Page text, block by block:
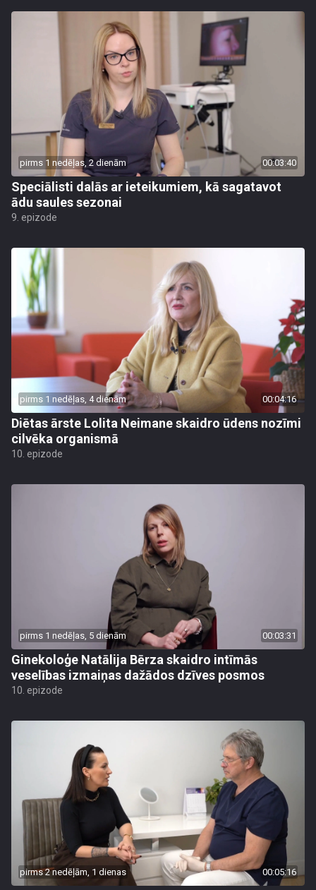
pirms 1 nedēļas, 2 dienām 00:03:40
Speciālisti dalās ar ieteikumiem, kā sagatavot
ādu saules sezonai
9. epizode
pirms 1 nedēļas, 4 dienām 00:04:16
Diētas ārste Lolita Neimane skaidro ūdens nozīmi
cilvēka organismā
10. epizode
pirms 1 nedēļas, 5 dienām 00:03:31
Ginekoloģe Natālija Bērza skaidro intīmās
veselības izmaiņas dažādos dzīves posmos
10. epizode
pirms 2 nedēļām, 1 dienas 00:05:16